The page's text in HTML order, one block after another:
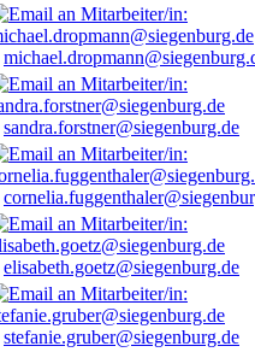
sandra.forstner@siegenburg.de
elisabeth.goetz@siegenburg.de
stefanie.gruber@siegenburg.de